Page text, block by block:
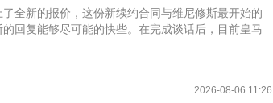
全新的报价，这份新续约合同与维尼修斯最开始的
回复能够尽可能的快些。在完成谈话后，目前皇马
2026-08-06 11:26